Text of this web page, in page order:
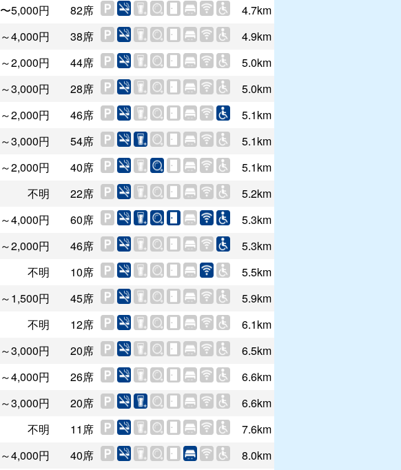
〜5,000円 82席 4.7km
～4,000円 38席 4.9km
～2,000円 44席 5.0km
～3,000円 28席 5.0km
～2,000円 46席 5.1km
～3,000円 54席 5.1km
～2,000円 40席 5.1km
不明 22席 5.2km
～4,000円 60席 5.3km
～2,000円 46席 5.3km
不明 10席 5.5km
～1,500円 45席 5.9km
不明 12席 6.1km
～3,000円 20席 6.5km
～4,000円 26席 6.6km
～3,000円 20席 6.6km
不明 11席 7.6km
～4,000円 40席 8.0km